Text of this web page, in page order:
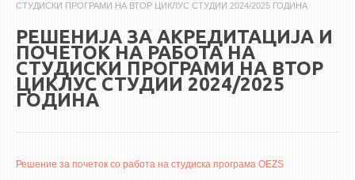
ТЕЛЕФОНСКИ ИМЕНИК
ALUMNI MFS
ИЗВЕСТУВАЊА
НАСТАВЕН КАДАР
РЕДОВНИ ПРОФ.
СТУДИСКИ ПРОГРАМИ НА ВТОР ЦИКЛУС СТУДИИ 2024/2025 ГОДИНА
РЕШЕНИЈА ЗА АКРЕДИТАЦИЈА И
ПОЧЕТОК НА РАБОТА НА
СТУДИСКИ ПРОГРАМИ НА ВТОР
ЦИКЛУС СТУДИИ 2024/2025
ГОДИНА
Решение за почеток со работа на студиска програма OEZS